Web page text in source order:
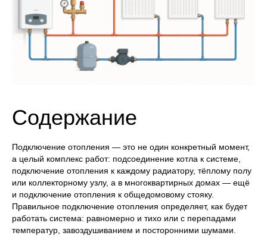
Содержание
Подключение отопления — это не один конкретный момент,
а целый комплекс работ: подсоединение котла к системе,
подключение отопления к каждому радиатору, тёплому полу
или коллекторному узлу, а в многоквартирных домах — ещё
и подключение отопления к общедомовому стояку.
Правильное подключение отопления определяет, как будет
работать система: равномерно и тихо или с перепадами
температур, завоздушиванием и посторонними шумами.